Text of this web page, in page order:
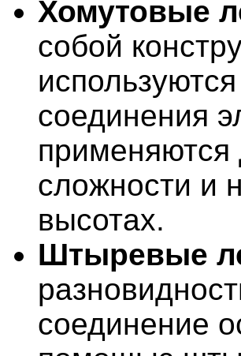
Хомутовые
собой
соединения
применяются
сложности и
высотах.
Штыревые
соединение